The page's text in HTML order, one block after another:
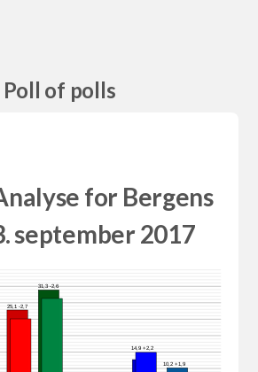
Poll of polls
for Bergens
september 2017
25,1 -2,7
31,3 -2,6
14,9 +2,2
10,2 +1,9